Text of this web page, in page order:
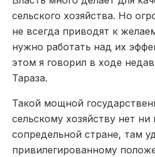
сельского хозяйства. Но
не всегда приводят к
нужно работать над их
этом я говорил в ходе
Тараза.
Такой мощной
сельскому хозяйству нет ни
сопредельной стране, там
привилегированному